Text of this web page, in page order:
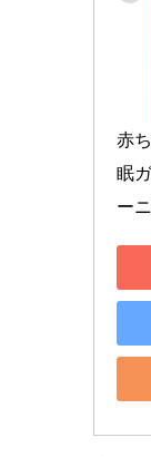
赤
眠
ー